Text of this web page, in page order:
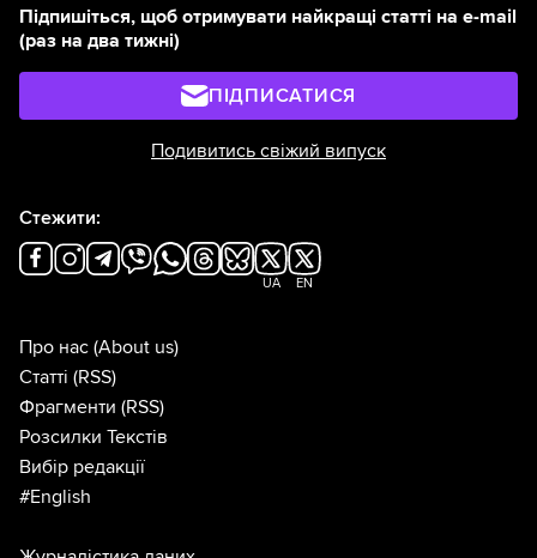
Підпишіться, щоб отримувати найкращі статті на e-mail
(раз на два тижні)
ПІДПИСАТИСЯ
Подивитись свіжий випуск
Стежити:
UA EN
Про нас (About us)
Статті (RSS)
Фрагменти (RSS)
Розсилки Текстів
Вибір редакції
#English